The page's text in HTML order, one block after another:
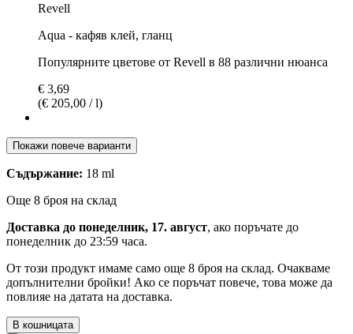
Revell
Aqua - кафяв клей, гланц
Популярните цветове от Revell в 88 различни нюанса
€ 3,69
(€ 205,00 / l)
Покажи повече варианти
Съдържание: 18 ml
Още 8 броя на склад
Доставка до понеделник, 17. август, ако поръчате до
понеделник до 23:59 часа.
От този продукт имаме само още 8 броя на склад. Очакваме
допълнителни бройки! Ако се поръчат повече, това може да
повлияе на датата на доставка.
В кошницата